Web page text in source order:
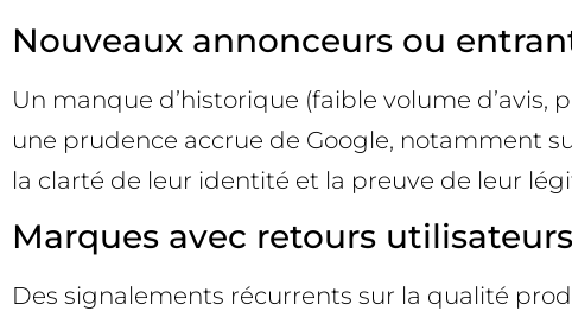
Nouveaux annonceurs ou
Un manque d’historique (faible volume
une prudence accrue de Google, notamment
la clarté de leur identité et la preuve de leur
Marques avec retours
Des signalements récurrents sur la qualité